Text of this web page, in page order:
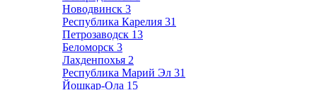
Новодвинск 3
Республика Карелия 31
Петрозаводск 13
Беломорск 3
Лахденпохья 2
Республика Марий Эл 31
Йошкар-Ола 15